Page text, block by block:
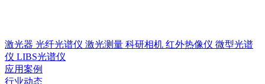
激光器 光纤光谱仪 激光测量 科研相机 红外热像仪 微型光谱
仪 LIBS光谱仪
应用案例
行业动态